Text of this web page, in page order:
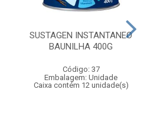
SUSTAGEN INSTANTANEO
BAUNILHA 400G
Código: 37
Embalagem: Unidade
Caixa contém 12 unidade(s)